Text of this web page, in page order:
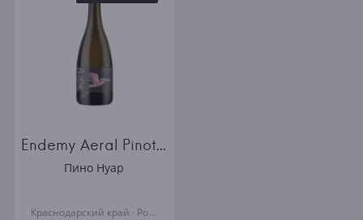
Endemy Aeral Pinot Noir Brut Rose
Пино Нуар
Краснодарский край · Россия